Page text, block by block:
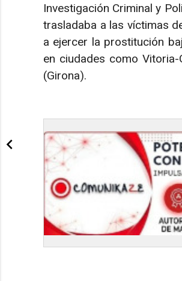
Investigación Criminal y
trasladaba a las víctimas
a ejercer la prostitución
en ciudades como
(Girona).